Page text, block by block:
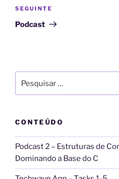
a
t
:
Conteúdo
seguinte
SEGUINTE
Podcast
por:
CONTEÚDO
Podcast 2 – Estruturas de
Dominando a Base do C